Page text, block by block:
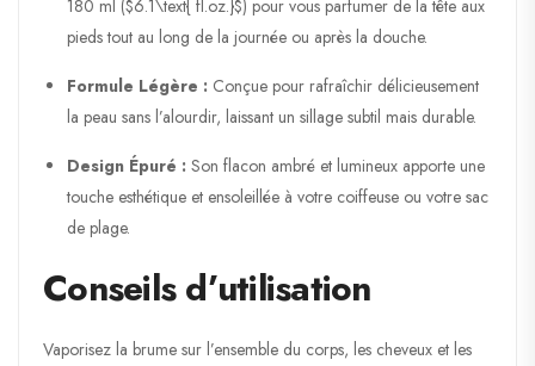
180 ml ($6.1\text{ fl.oz.}$) pour vous parfumer de la tête aux
pieds tout au long de la journée ou après la douche.
Formule Légère : Conçue pour rafraîchir délicieusement
la peau sans l’alourdir, laissant un sillage subtil mais durable.
Design Épuré : Son flacon ambré et lumineux apporte une
touche esthétique et ensoleillée à votre coiffeuse ou votre sac
de plage.
Conseils d’utilisation
Vaporisez la brume sur l’ensemble du corps, les cheveux et les